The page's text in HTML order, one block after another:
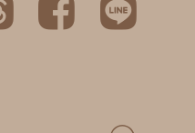
Facebook LINE